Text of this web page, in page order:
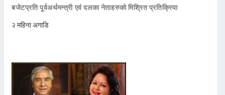
बजेटप्रति पूर्वअर्थमन्त्री एवं दलका नेताहरुको मिश्रित प्रतिक्रिया
२ महिना अगाडि